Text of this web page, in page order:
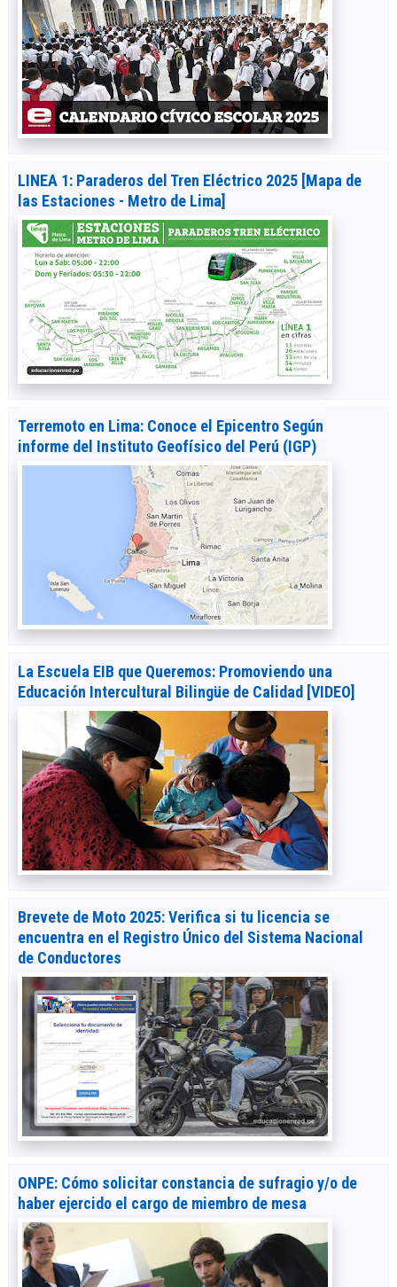
LINEA 1: Paraderos del Tren Eléctrico 2025 [Mapa de
las Estaciones - Metro de Lima]
Terremoto en Lima: Conoce el Epicentro Según
informe del Instituto Geofísico del Perú (IGP)
La Escuela EIB que Queremos: Promoviendo una
Educación Intercultural Bilingüe de Calidad [VIDEO]
Brevete de Moto 2025: Verifica si tu licencia se
encuentra en el Registro Único del Sistema Nacional
de Conductores
ONPE: Cómo solicitar constancia de sufragio y/o de
haber ejercido el cargo de miembro de mesa